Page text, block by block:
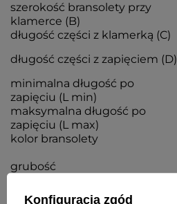
szerokość bransolety przy
klamerce (B)
długość części z klamerką (C)
długość części z zapięciem (D)
minimalna długość po
zapięciu (L min)
maksymalna długość po
zapięciu (L max)
kolor bransolety
grubość
Konfiguracja zgód